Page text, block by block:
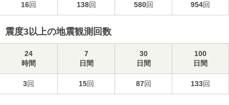
16回 138回 580回 954回
震度3以上の地震観測回数
24
時間
7
日間
30
日間
100
日間
3回 15回 87回 133回